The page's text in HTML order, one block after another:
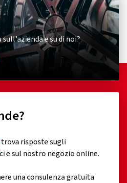
sull'azienda e su di noi?
trova risposte sugli
e sul nostro negozio online.
una consulenza gratuita